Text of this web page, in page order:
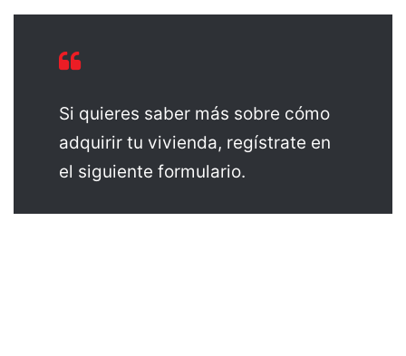
Si quieres saber más sobre cómo
adquirir tu vivienda, regístrate en
el siguiente formulario.